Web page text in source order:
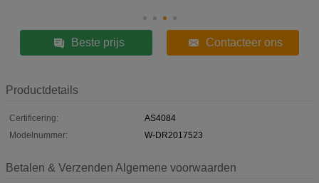
Beste prijs Contacteer ons
Productdetails
Certificering:
AS4084
Modelnummer:
W-DR2017523
Betalen & Verzenden Algemene voorwaarden